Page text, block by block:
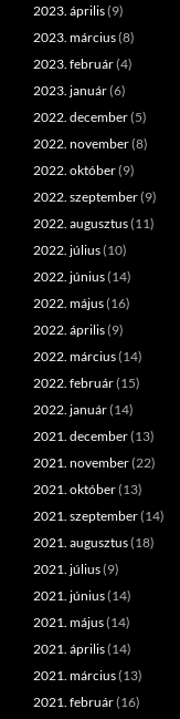
2023. április(9)
2023. március(8)
2023. február(4)
2023. január(6)
2022. december(5)
2022. november(8)
2022. október(9)
2022. szeptember(9)
2022. augusztus(11)
2022. július(10)
2022. június(14)
2022. május(16)
2022. április(9)
2022. március(14)
2022. február(15)
2022. január(14)
2021. december(13)
2021. november(22)
2021. október(13)
2021. szeptember(14)
2021. augusztus(18)
2021. július(9)
2021. június(14)
2021. május(14)
2021. április(14)
2021. március(13)
2021. február(16)